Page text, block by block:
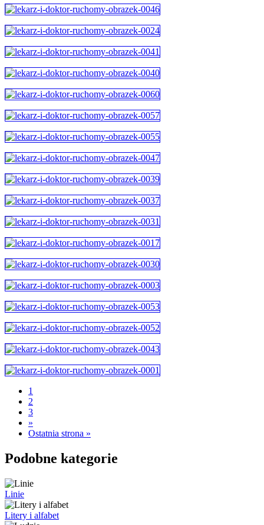
1
2
3
»
Ostatnia strona »
Podobne kategorie
Linie
Litery i alfabet